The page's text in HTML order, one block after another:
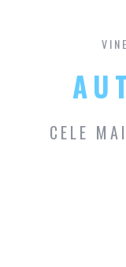
CELE